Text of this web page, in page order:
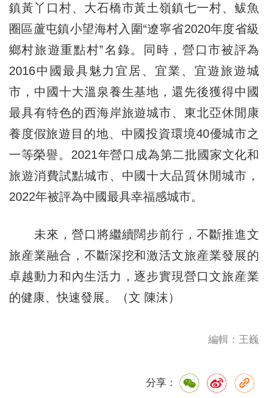
鎮黃丫口村、大石橋市黃土嶺鎮七一村、鲅魚
圈區蘆屯鎮小望海村入圍“遼寧省2020年度省級
鄉村旅遊重點村”名錄。同時，營口市被評為
2016中國最具魅力宜居、宜業、宜遊旅遊城
市，中國十大溫泉養生基地，還先後獲得中國
最具有特色的西海岸旅遊城市、東北亞休閒康
養度假旅遊目的地、中國投資環境40優城市之
一等榮譽。2021年營口成為第二批國家文化和
旅遊消費試點城市、中國十大品質休閒城市，
2022年被評為中國最具幸福感城市。
未來，營口將繼續闊步前行，不斷推進文
旅産業融合，不斷深挖和激活文旅産業發展的
卓越動力和內生活力，逐步實現營口文旅産業
的健康、快速發展。（文 陳沫）
編輯：王巍
分享：